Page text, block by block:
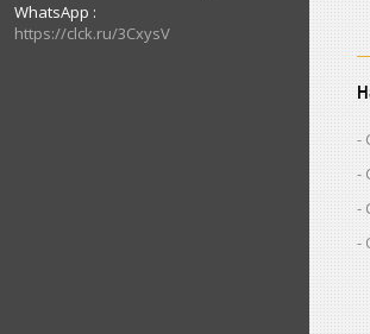
WhatsApp
https://clck.ru/3CxysV